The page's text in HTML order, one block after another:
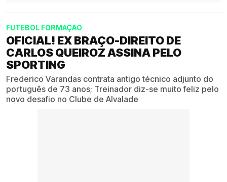
FUTEBOL FORMAÇÃO
OFICIAL! EX BRAÇO-DIREITO DE
CARLOS QUEIROZ ASSINA PELO
SPORTING
Frederico Varandas contrata antigo técnico adjunto do
português de 73 anos; Treinador diz-se muito feliz pelo
novo desafio no Clube de Alvalade